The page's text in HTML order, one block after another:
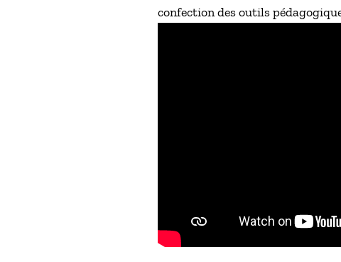
confection des outils